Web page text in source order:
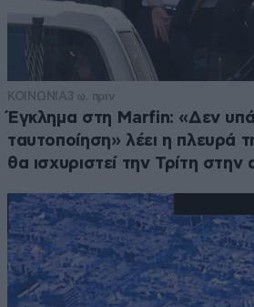
ΚΟΙΝΩΝΙΑ3 ω. πριν
Έγκλημα στη Marfin: «Δεν
ταυτοποίηση» λέει η πλευρά
θα ισχυριστεί την Τρίτη στην